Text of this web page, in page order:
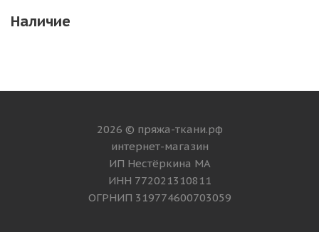
Наличие
2026 © пряжа-ткани.рф
интернет-магазин
ИП Нестёркина МА
ИНН 772021310811
ОГРНИП 319774600703059